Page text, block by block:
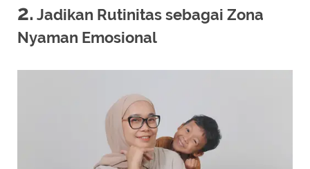
2. Jadikan Rutinitas sebagai Zona
Nyaman Emosional